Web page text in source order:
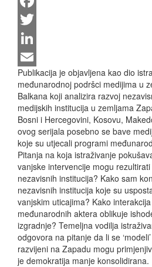
Facebook
Twitter
LinkedIn
Email
Publikacija je objavljena kao dio
međunarodnoj podršci medijima u
Balkana koji analizira razvoj
medijskih institucija u zemljama
Bosni i Hercegovini, Kosovu,
ovog serijala posebno se bave
koje su utjecali programi
Pitanja na koja istraživanje
vanjske intervencije mogu
nezavisnih institucija? Kako sam
nezavisnih institucija koje su
vanjskim uticajima? Kako
međunarodnih aktera oblikuje
izgradnje? Temeljna vodilja
odgovora na pitanje da li se
razvijeni na Zapadu mogu
je demokratija manje konsolidirana.